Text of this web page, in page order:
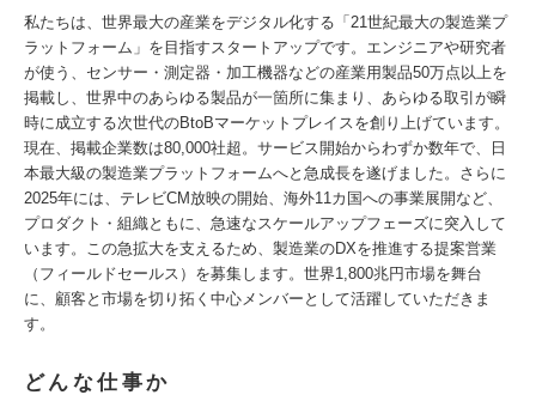
私たちは、世界最大の産業をデジタル化する「21世紀最大の製造業プ
ラットフォーム」を目指すスタートアップです。エンジニアや研究者
が使う、センサー・測定器・加工機器などの産業用製品50万点以上を
掲載し、世界中のあらゆる製品が一箇所に集まり、あらゆる取引が瞬
時に成立する次世代のBtoBマーケットプレイスを創り上げています。
現在、掲載企業数は80,000社超。サービス開始からわずか数年で、日
本最大級の製造業プラットフォームへと急成長を遂げました。さらに
2025年には、テレビCM放映の開始、海外11カ国への事業展開など、
プロダクト・組織ともに、急速なスケールアップフェーズに突入して
います。この急拡大を支えるため、製造業のDXを推進する提案営業
（フィールドセールス）を募集します。世界1,800兆円市場を舞台
に、顧客と市場を切り拓く中心メンバーとして活躍していただきま
す。
どんな仕事か